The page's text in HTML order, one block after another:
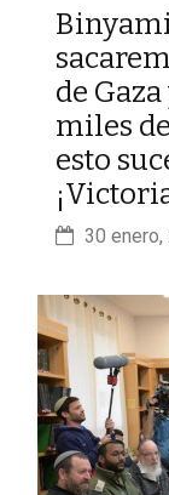
de
miles
esto
30 enero,